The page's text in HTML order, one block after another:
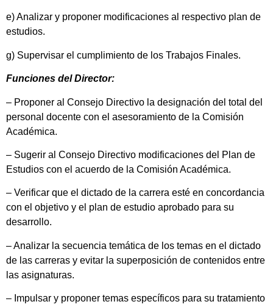
e) Analizar y proponer modificaciones al respectivo plan de
estudios.
g) Supervisar el cumplimiento de los Trabajos Finales.
Funciones del Director:
– Proponer al Consejo Directivo la designación del total del
personal docente con el asesoramiento de la Comisión
Académica.
– Sugerir al Consejo Directivo modificaciones del Plan de
Estudios con el acuerdo de la Comisión Académica.
– Verificar que el dictado de la carrera esté en concordancia
con el objetivo y el plan de estudio aprobado para su
desarrollo.
– Analizar la secuencia temática de los temas en el dictado
de las carreras y evitar la superposición de contenidos entre
las asignaturas.
– Impulsar y proponer temas específicos para su tratamiento